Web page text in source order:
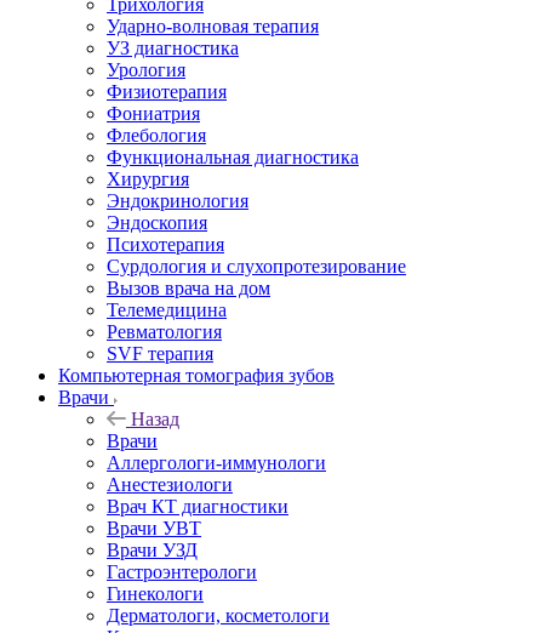
Трихология
Ударно-волновая терапия
УЗ диагностика
Урология
Физиотерапия
Фониатрия
Флебология
Функциональная диагностика
Хирургия
Эндокринология
Эндоскопия
Психотерапия
Сурдология и слухопротезирование
Вызов врача на дом
Телемедицина
Ревматология
SVF терапия
Компьютерная томография зубов
Врачи
Назад
Врачи
Аллергологи-иммунологи
Анестезиологи
Врач КТ диагностики
Врачи УВТ
Врачи УЗД
Гастроэнтерологи
Гинекологи
Дерматологи, косметологи